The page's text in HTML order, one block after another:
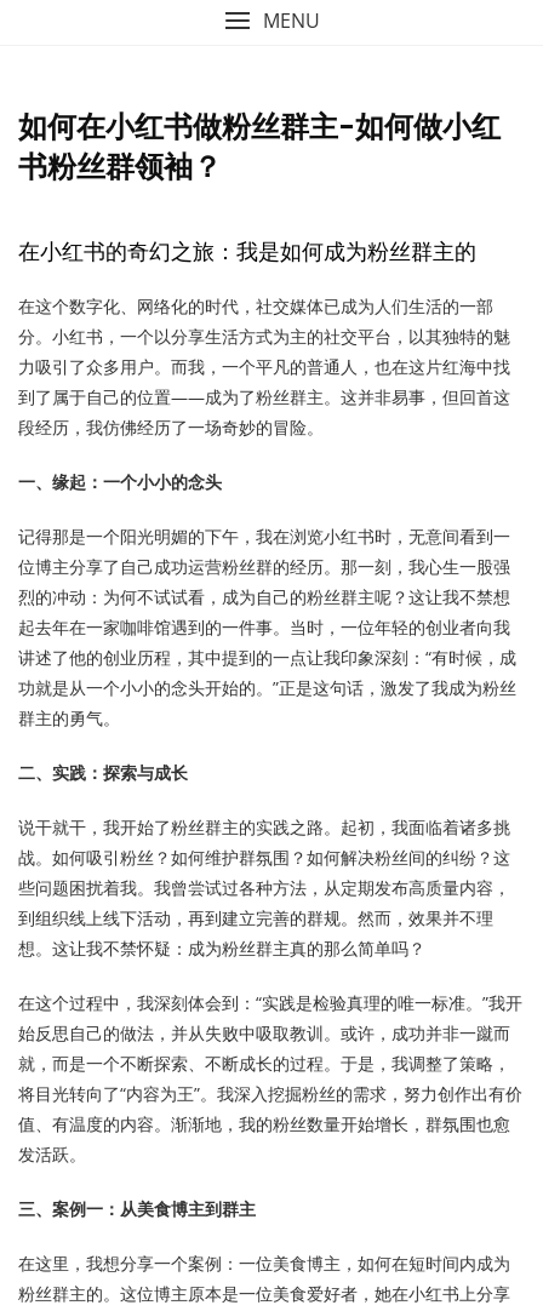
MENU
如何在小红书做粉丝群主-如何做小红
书粉丝群领袖？
在小红书的奇幻之旅：我是如何成为粉丝群主的
在这个数字化、网络化的时代，社交媒体已成为人们生活的一部
分。小红书，一个以分享生活方式为主的社交平台，以其独特的魅
力吸引了众多用户。而我，一个平凡的普通人，也在这片红海中找
到了属于自己的位置——成为了粉丝群主。这并非易事，但回首这
段经历，我仿佛经历了一场奇妙的冒险。
一、缘起：一个小小的念头
记得那是一个阳光明媚的下午，我在浏览小红书时，无意间看到一
位博主分享了自己成功运营粉丝群的经历。那一刻，我心生一股强
烈的冲动：为何不试试看，成为自己的粉丝群主呢？这让我不禁想
起去年在一家咖啡馆遇到的一件事。当时，一位年轻的创业者向我
讲述了他的创业历程，其中提到的一点让我印象深刻：“有时候，成
功就是从一个小小的念头开始的。”正是这句话，激发了我成为粉丝
群主的勇气。
二、实践：探索与成长
说干就干，我开始了粉丝群主的实践之路。起初，我面临着诸多挑
战。如何吸引粉丝？如何维护群氛围？如何解决粉丝间的纠纷？这
些问题困扰着我。我曾尝试过各种方法，从定期发布高质量内容，
到组织线上线下活动，再到建立完善的群规。然而，效果并不理
想。这让我不禁怀疑：成为粉丝群主真的那么简单吗？
在这个过程中，我深刻体会到：“实践是检验真理的唯一标准。”我开
始反思自己的做法，并从失败中吸取教训。或许，成功并非一蹴而
就，而是一个不断探索、不断成长的过程。于是，我调整了策略，
将目光转向了“内容为王”。我深入挖掘粉丝的需求，努力创作出有价
值、有温度的内容。渐渐地，我的粉丝数量开始增长，群氛围也愈
发活跃。
三、案例一：从美食博主到群主
在这里，我想分享一个案例：一位美食博主，如何在短时间内成为
粉丝群主的。这位博主原本是一位美食爱好者，她在小红书上分享